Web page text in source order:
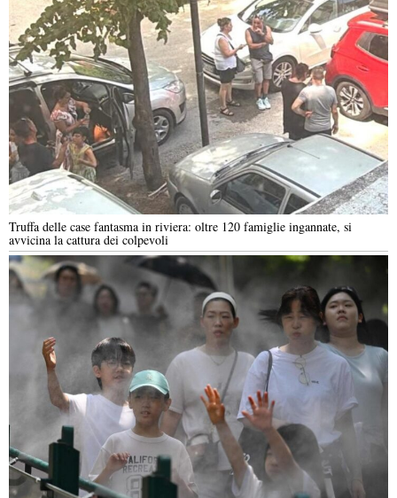
Truffa delle case fantasma in riviera: oltre 120 famiglie ingannate, si
avvicina la cattura dei colpevoli